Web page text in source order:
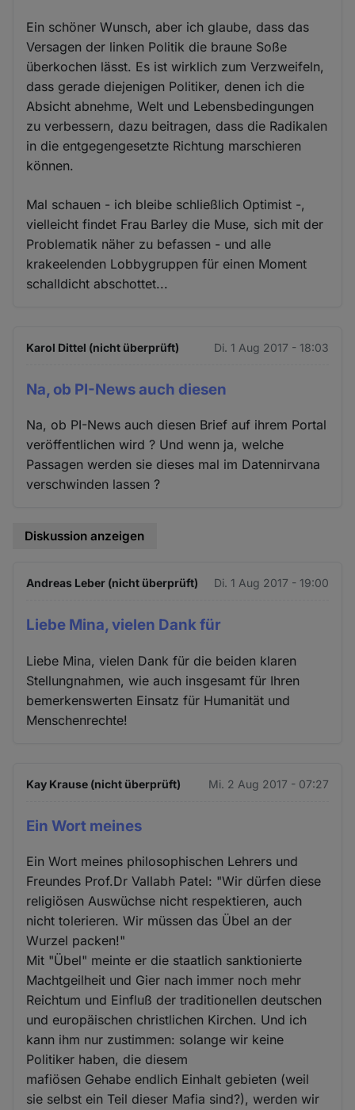
Ein schöner Wunsch, aber ich glaube, dass das
Versagen der linken Politik die braune Soße
überkochen lässt. Es ist wirklich zum Verzweifeln,
dass gerade diejenigen Politiker, denen ich die
Absicht abnehme, Welt und Lebensbedingungen
zu verbessern, dazu beitragen, dass die Radikalen
in die entgegengesetzte Richtung marschieren
können.
Mal schauen - ich bleibe schließlich Optimist -,
vielleicht findet Frau Barley die Muse, sich mit der
Problematik näher zu befassen - und alle
krakeelenden Lobbygruppen für einen Moment
schalldicht abschottet...
Karol Dittel (nicht überprüft) Di. 1 Aug 2017 - 18:03
Na, ob PI-News auch diesen
Na, ob PI-News auch diesen Brief auf ihrem Portal
veröffentlichen wird ? Und wenn ja, welche
Passagen werden sie dieses mal im Datennirvana
verschwinden lassen ?
Diskussion anzeigen
Andreas Leber (nicht überprüft) Di. 1 Aug 2017 - 19:00
Liebe Mina, vielen Dank für
Liebe Mina, vielen Dank für die beiden klaren
Stellungnahmen, wie auch insgesamt für Ihren
bemerkenswerten Einsatz für Humanität und
Menschenrechte!
Kay Krause (nicht überprüft) Mi. 2 Aug 2017 - 07:27
Ein Wort meines
Ein Wort meines philosophischen Lehrers und
Freundes Prof.Dr Vallabh Patel: "Wir dürfen diese
religiösen Auswüchse nicht respektieren, auch
nicht tolerieren. Wir müssen das Übel an der
Wurzel packen!"
Mit "Übel" meinte er die staatlich sanktionierte
Machtgeilheit und Gier nach immer noch mehr
Reichtum und Einfluß der traditionellen deutschen
und europäischen christlichen Kirchen. Und ich
kann ihm nur zustimmen: solange wir keine
Politiker haben, die diesem
mafiösen Gehabe endlich Einhalt gebieten (weil
sie selbst ein Teil dieser Mafia sind?), werden wir